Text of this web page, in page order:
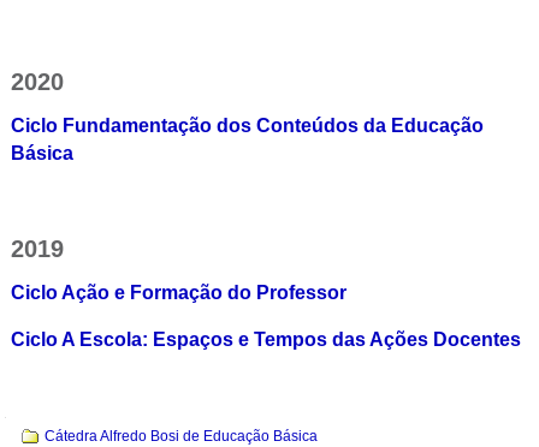
2020
Ciclo Fundamentação dos Conteúdos da Educação
Básica
2019
Ciclo Ação e Formação do Professor
Ciclo A Escola: Espaços e Tempos das Ações Docentes
Navegação
Cátedra Alfredo Bosi de Educação Básica